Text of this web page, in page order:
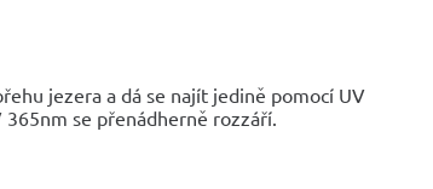
jezera a dá se najít jedině pomocí UV
se přenádherně rozzáří.